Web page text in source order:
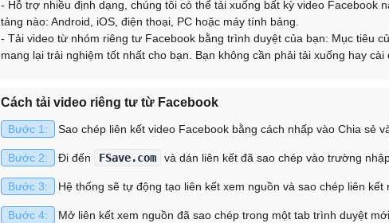
- Hỗ trợ nhiều định dạng, chúng tôi có thể tải xuống bất kỳ video Facebook
tảng nào: Android, iOS, điện thoại, PC hoặc máy tính bảng.
- Tải video từ nhóm riêng tư Facebook bằng trình duyệt của bạn: Mục tiêu
mang lại trải nghiệm tốt nhất cho bạn. Bạn không cần phải tải xuống hay cài
Cách tải video riêng tư từ Facebook
Bước 1: Sao chép liên kết video Facebook bằng cách nhấp vào Chia sẻ
Bước 2: Đi đến FSave.com và dán liên kết đã sao chép vào trường
Bước 3: Hệ thống sẽ tự động tạo liên kết xem nguồn và sao chép liên kết
Bước 4: Mở liên kết xem nguồn đã sao chép trong một tab trình duyệt mới.